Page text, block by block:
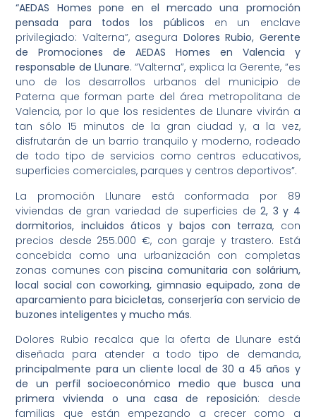
“AEDAS Homes pone en el mercado una promoción
pensada para todos los públicos en un enclave
privilegiado: Valterna”, asegura Dolores Rubio, Gerente
de Promociones de AEDAS Homes en Valencia y
responsable de Llunare. “Valterna”, explica la Gerente, “es
uno de los desarrollos urbanos del municipio de
Paterna que forman parte del área metropolitana de
Valencia, por lo que los residentes de Llunare vivirán a
tan sólo 15 minutos de la gran ciudad y, a la vez,
disfrutarán de un barrio tranquilo y moderno, rodeado
de todo tipo de servicios como centros educativos,
superficies comerciales, parques y centros deportivos”.
La promoción Llunare está conformada por 89
viviendas de gran variedad de superficies de2, 3 y 4
dormitorios, incluidos áticos y bajos con terraza, con
precios desde 255.000 €, con garaje y trastero. Está
concebida como una urbanización con completas
zonas comunes con piscina comunitaria con solárium,
local social con coworking, gimnasio equipado, zona de
aparcamiento para bicicletas, conserjería con servicio de
buzones inteligentes y mucho más.
Dolores Rubio recalca que la oferta de Llunare está
diseñada para atender a todo tipo de demanda,
principalmente para un cliente local de 30 a 45 años y
de un perfil socioeconómico medio que busca una
primera vivienda o una casa de reposición: desde
familias que están empezando a crecer como a